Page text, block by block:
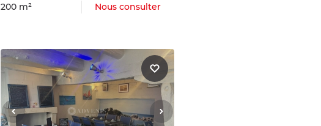
200 m² Nous consulter